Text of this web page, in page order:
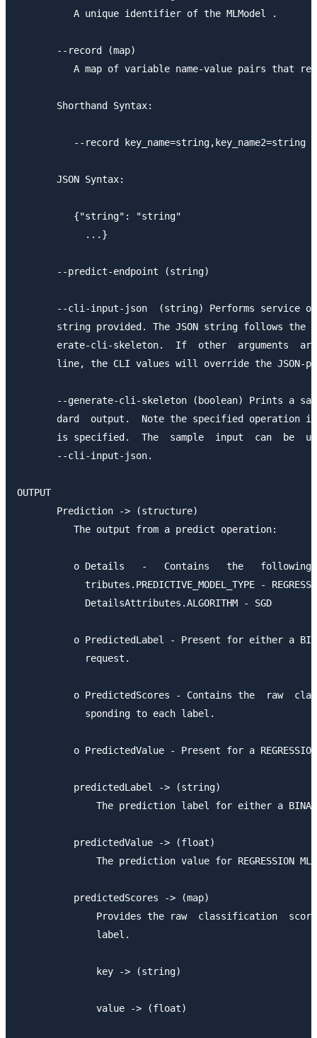
          A unique identifier of the MLModel .
       --record (map)
A map of variable name-value pairs that
       Shorthand Syntax:
          --record key_name=string,key_name2=string
       JSON Syntax:
          {"string": "string"
            ...}
       --predict-endpoint (string)
--cli-input-json  (string) Performs service
string provided. The JSON string follows the
erate-cli-skeleton.  If  other  arguments
line, the CLI values will override the JSON-
--generate-cli-skeleton (boolean) Prints a
dard  output.  Note the specified operation
is specified.  The  sample  input  can  be
       --cli-input-json.
OUTPUT
       Prediction -> (structure)
          The output from a predict operation:
o Details   -   Contains   the   following
tributes.PREDICTIVE_MODEL_TYPE -
            DetailsAttributes.ALGORITHM - SGD
o PredictedLabel - Present for either a
            request.
o PredictedScores - Contains the  raw
            sponding to each label.
o PredictedValue - Present for a
          predictedLabel -> (string)
The prediction label for either a
          predictedValue -> (float)
The prediction value for REGRESSION
          predictedScores -> (map)
Provides the raw  classification
              label.
              key -> (string)
              value -> (float)